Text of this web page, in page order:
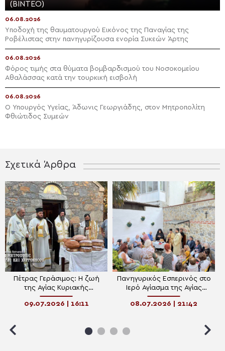
(ΒΙΝΤΕΟ)
06.08.2026
Yποδοχή της θαυματουργού Εικόνος της Παναγίας της
Ροβέλιστας στην πανηγυρίζουσα ενορία Συκεών Άρτης
06.08.2026
Φόρος τιμής στα θύματα βομβαρδισμού του Νοσοκομείου
Αθαλάσσας κατά την τουρκική εισβολή
06.08.2026
Ο Υπουργός Υγείας, Άδωνις Γεωργιάδης, στον Μητροπολίτη
Φθιώτιδος Συμεών
Σχετικά Άρθρα
Πέτρας Γεράσιμος: Η ζωή
της Αγίας Κυριακής
συνδέθηκε με τον Κύριο
09.07.2026 | 16:11
Πανηγυρικός Εσπερινός στο
Ιερό Αγίασμα της Αγίας
Κυριακής Κιρετσμπουρνού
08.07.2026 | 21:42